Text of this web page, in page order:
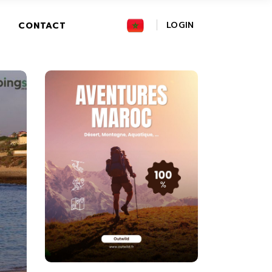
CONTACT LOGIN
FR